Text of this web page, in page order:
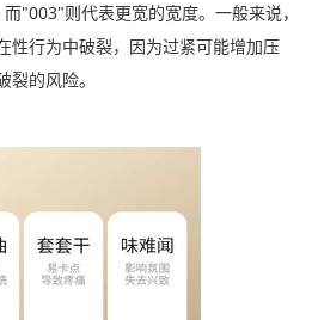
"003"则代表更宽的宽度。一般来说，
性行为中破裂，因为过紧可能增加压
的风险。